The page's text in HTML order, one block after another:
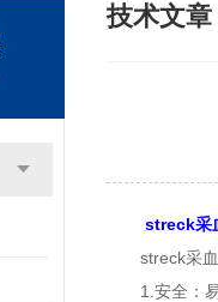
技术文章
streck采
streck采血
1.安全：易